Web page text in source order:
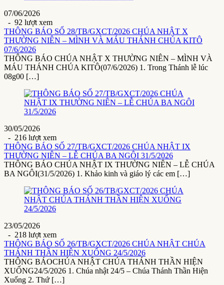
07/06/2026
- 92 lượt xem
THÔNG BÁO SỐ 28/TB/GXCT/2026 CHÚA NHẬT X
THƯỜNG NIÊN – MÌNH VÀ MÁU THÁNH CHÚA KITÔ
07/6/2026
THÔNG BÁO CHÚA NHẬT X THƯỜNG NIÊN – MÌNH VÀ
MÁU THÁNH CHÚA KITÔ(07/6/2026) 1. Trong Thánh lễ lúc
08g00 […]
30/05/2026
- 216 lượt xem
THÔNG BÁO SỐ 27/TB/GXCT/2026 CHÚA NHẬT IX
THƯỜNG NIÊN – LỄ CHÚA BA NGÔI 31/5/2026
THÔNG BÁO CHÚA NHẬT IX THƯỜNG NIÊN – LỄ CHÚA
BA NGÔI(31/5/2026) 1. Khảo kinh và giáo lý các em […]
23/05/2026
- 218 lượt xem
THÔNG BÁO SỐ 26/TB/GXCT/2026 CHÚA NHẬT CHÚA
THÁNH THẦN HIỆN XUỐNG 24/5/2026
THÔNG BÁOCHÚA NHẬT CHÚA THÁNH THẦN HIỆN
XUỐNG24/5/2026 1. Chúa nhật 24/5 – Chúa Thánh Thần Hiện
Xuống 2. Thứ […]